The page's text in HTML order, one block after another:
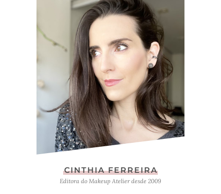
CINTHIA FERREIRA
Editora do Makeup Atelier desde 2009